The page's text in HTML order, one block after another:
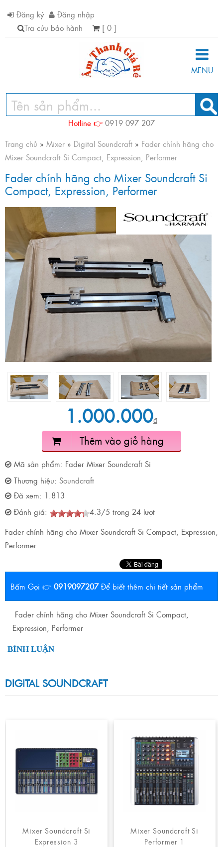
Đăng ký
Đăng nhập
Tra cứu bảo hành
[ 0 ]
MENU
Hotline 👉 0919 097 207
Trang chủ » Mixer » Digital Soundcraft » Fader chính hãng cho
Mixer Soundcraft Si Compact, Expression, Performer
Fader chính hãng cho Mixer Soundcraft Si
Compact, Expression, Performer
1.000.000₫
Thêm vào giỏ hàng
Mã sản phẩm: Fader Mixer Soundcraft Si
Thương hiệu: Soundcraft
Đã xem: 1.813
Đánh giá:
4.3/5 trong 24 lượt
Fader chính hãng cho Mixer Soundcraft Si Compact, Expression,
Performer
Bấm Gọi 👉 0919097207 Để biết thêm chi tiết sản phẩm
Fader chính hãng cho Mixer Soundcraft Si Compact,
Expression, Performer
BÌNH LUẬN
DIGITAL SOUNDCRAFT
Mixer Soundcraft Si
Expression 3
Mixer Soundcraft Si
Performer 1